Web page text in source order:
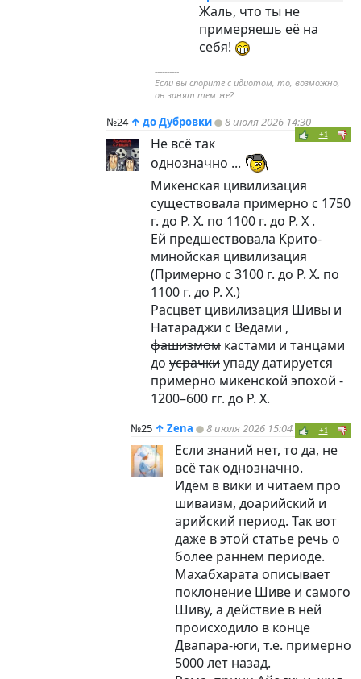
Жаль, что ты не
примеряешь её на
себя!
----------
Если вы спорите с идиотом, то, возможно,
он занят тем же?
№24 ↑ до Дубровки 8 июля 2026 14:30
+1
Не всё так
однозначно ...
Микенская цивилизация
существовала примерно с 1750
г. до Р. Х. по 1100 г. до Р. Х .
Ей предшествовала Крито-
минойская цивилизация
(Примерно с 3100 г. до Р. Х. по
1100 г. до Р. Х.)
Расцвет цивилизация Шивы и
Натараджи с Ведами ,
фашизмом кастами и танцами
до усрачкиупаду датируется
примерно микенской эпохой -
1200–600 гг. до Р. Х.
№25 ↑ Zena 8 июля 2026 15:04 +1
Если знаний нет, то да, не
всё так однозначно.
Идём в вики и читаем про
шиваизм, доарийский и
арийский период. Так вот
даже в этой статье речь о
более раннем периоде.
Махабхарата описывает
поклонение Шиве и самого
Шиву, а действие в ней
происходило в конце
Двапара-юги, т.е. примерно
5000 лет назад.